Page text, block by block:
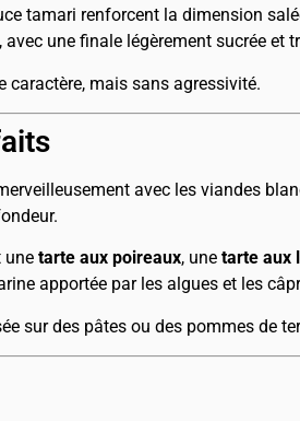
tamari renforcent la dimension
avec une finale légèrement sucrée et
caractère, mais sans agressivité.
avec les viandes
une tarte aux poireaux, unetarte aux
apportée par les algues et les
sur des pâtes ou des pommes de